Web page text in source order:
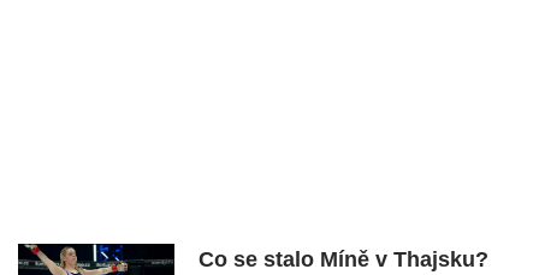
Co se stalo Míně v Thajsku?